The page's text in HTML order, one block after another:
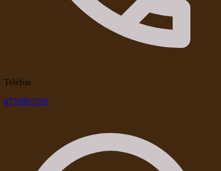
Telefon
0733807356